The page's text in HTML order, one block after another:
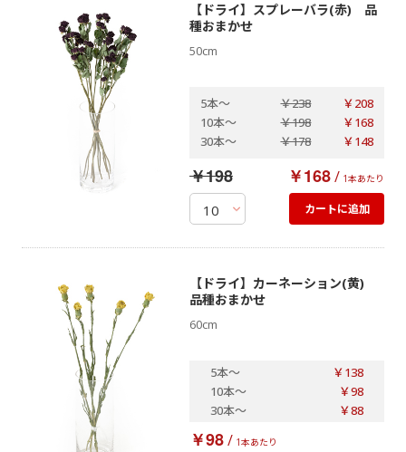
【ドライ】スプレーバラ(赤) 品
種おまかせ
50cm
5本～ ￥238
￥208
10本～ ￥198
￥168
30本～ ￥178 ￥148
￥198 ￥168/ 1本あたり
カートに追加
【ドライ】カーネーション(黄)
品種おまかせ
60cm
5本～
￥138
10本～
￥98
30本～ ￥88
￥98/ 1本あたり